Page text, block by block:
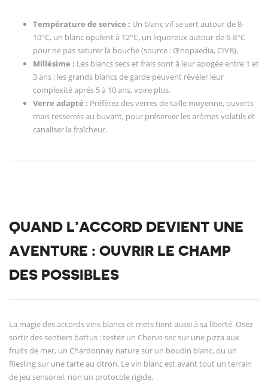
Température de service : Un blanc vif se sert autour de 8-
10°C, un blanc opulent à 12°C, un liquoreux autour de 6-8°C
pour ne pas saturer la bouche (source : Œnopaedia, CIVB).
Millésime : Les blancs secs et frais sont à leur apogée entre 1 et
3 ans ; les grands blancs de garde peuvent révéler leur
complexité après 5 à 10 ans, voire plus.
Verre adapté : Préférez des verres de taille moyenne, ouverts
mais resserrés au buvant, pour préserver les arômes volatils et
canaliser la fraîcheur.
QUAND L’ACCORD DEVIENT UNE
AVENTURE : OUVRIR LE CHAMP
DES POSSIBLES
La magie des accords vins blancs et mets tient aussi à sa liberté. Osez
sortir des sentiers battus : testez un Chenin sec sur une pizza aux
fruits de mer, un Chardonnay nature sur un boudin blanc, ou un
Riesling sur une tarte au citron. Le vin blanc est avant tout un terrain
de jeu sensoriel, non un protocole rigide.